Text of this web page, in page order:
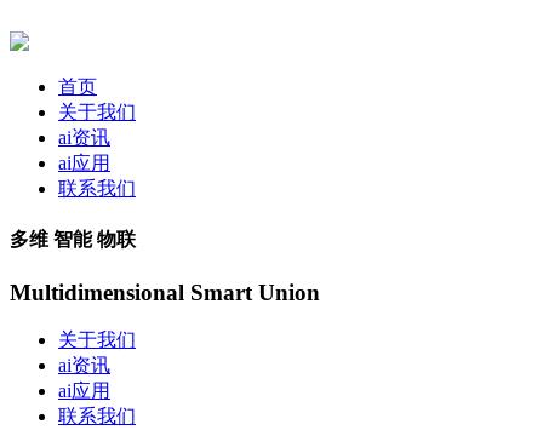
首页
关于我们
ai资讯
ai应用
联系我们
多维 智能 物联
Multidimensional Smart Union
关于我们
ai资讯
ai应用
联系我们